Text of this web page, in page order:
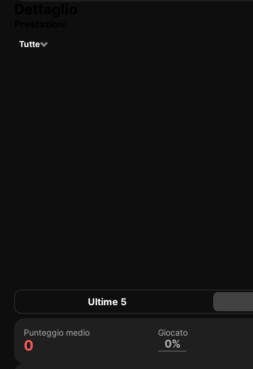
Tutte
Ultime 5
Punteggio medio
0
Giocato
0%